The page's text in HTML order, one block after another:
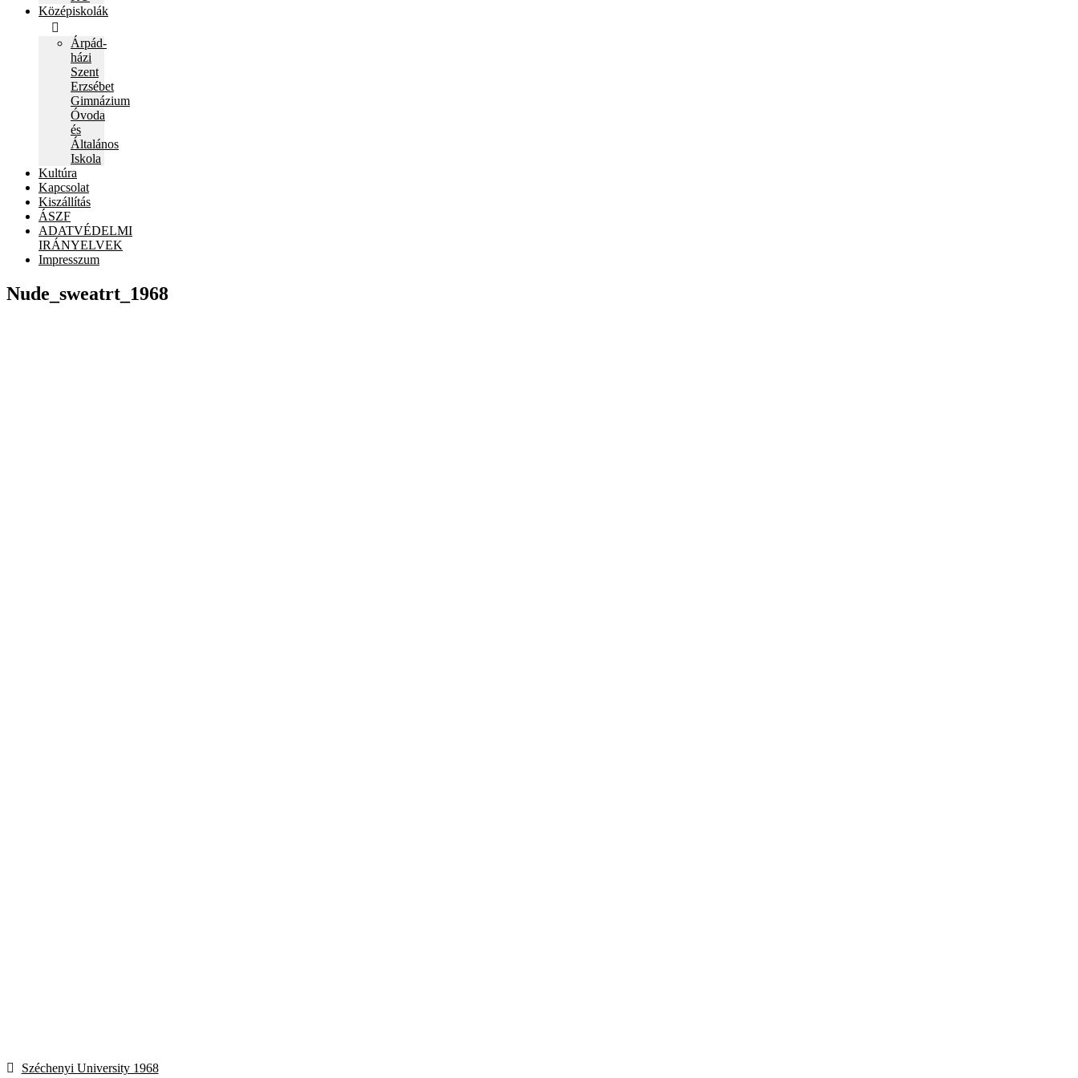
Középiskolák
Árpád-
házi
Szent
Erzsébet
Gimnázium
Óvoda
és
Általános
Iskola
Kultúra
Kapcsolat
Kiszállítás
ÁSZF
ADATVÉDELMI
IRÁNYELVEK
Impresszum
Nude_sweatrt_1968
Bejegyzés
Previous
Széchenyi University 1968